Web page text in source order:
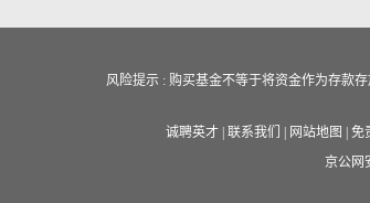
风险提示 : 购买基金不等于将资金作为存款
诚聘英才 联系我们 网站地图 免
京公网